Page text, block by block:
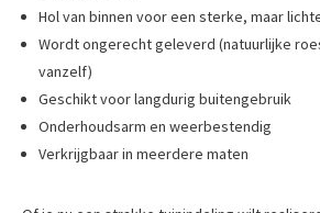
Hol van binnen voor een sterke, maar
Wordt ongerecht geleverd (natuurlijke
vanzelf)
Geschikt voor langdurig buitengebruik
Onderhoudsarm en weerbestendig
Verkrijgbaar in meerdere maten